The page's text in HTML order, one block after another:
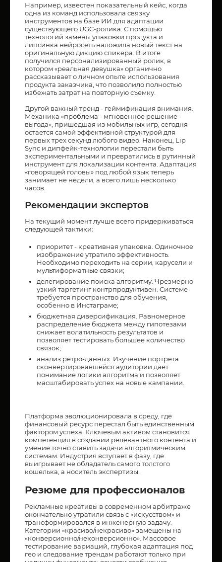
Например, известен показательный кейс, когда
одна из команд использовала связку
инструментов на базе ИИ для адаптации
существующего UGC-ролика. С помощью
технологий замены упаковки продукта и
липсинка нейросеть наложила новый текст на
оригинальную дикцию спикера. В итоге
получился персонализированный ролик, в
котором «реальная девушка» органично
рассказывает о личном опыте использования
продукта заказчика, что позволило полностью
избежать затрат на повторную съемку.
Другой важный тренд - геймификация внимания.
Механика «проблема - мгновенное решение -
выгода», пришедшая из мобильных игр, сегодня
остается самой эффективной структурой для
первых трех секунд любого видео. Наконец, Lip
Sync и дипфейк-технологии перестали быть
экспериментальными и превратились в рутинный
инструмент для локализации контента. Адаптация
«говорящей головы» под любой язык теперь
занимает не недели, а всего лишь несколько
часов.
Рекомендации экспертов
На текущий момент лучше всего придерживаться
следующей тактики:
приоритет - креативная упаковка. Одиночное
изображение утратило эффективность.
Необходимо переходить на серии, карусели и
мультиформатные связки;
делегирование поиска алгоритму. Чрезмерно
узкий таргетинг контрпродуктивен. Системе
требуется пространство для обучения,
особенно в Инстаграме;
бюджетная диверсификация. Равномерное
распределение бюджета между гипотезами
снижает волатильность результатов и
позволяет тестировать большее количество
связок;
анализ ретро-данных. Изучение портрета
сконвертировавшейся аудитории дает
понимание логики алгоритма и позволяет
масштабировать успех на новые кампании.
Платформа эволюционировала в среду, где
финансовый ресурс перестал быть единственным
фактором успеха. Ключевым активом становится
компетенция в создании релевантного контента и
умение точно ставить задачи алгоритмическим
системам. Индустрия вступает в фазу, где
выигрывает не обладатель самого толстого
кошелька, а носитель экспертизы.
Резюме для профессионалов
Рекламные креативы в современном арбитраже
окончательно утратили связь с «искусством» и
трансформировался в инженерную задачу.
Категории «красиво/некрасиво» замещены на
«конверсионно/неконверсионно». Массовое
тестирование вариаций, глубокая адаптация под
гео и следование трендам работают только при